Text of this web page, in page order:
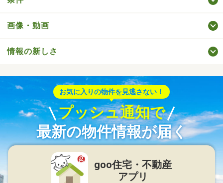
画像・動画
情報の新しさ
お気に入りの物件を見逃さない！
プッシュ通知で
最新の物件情報が届く
goo住宅・不動産
アプリ